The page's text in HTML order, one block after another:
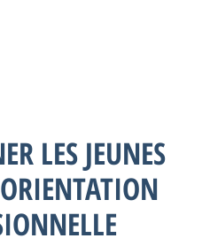
LES JEUNES